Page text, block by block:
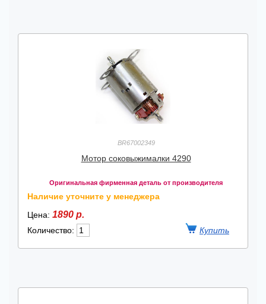
BR67002349
Мотор соковыжималки 4290
Оригинальная фирменная деталь от производителя
Наличие уточните у менеджера
Цена: 1890 р.
Количество: